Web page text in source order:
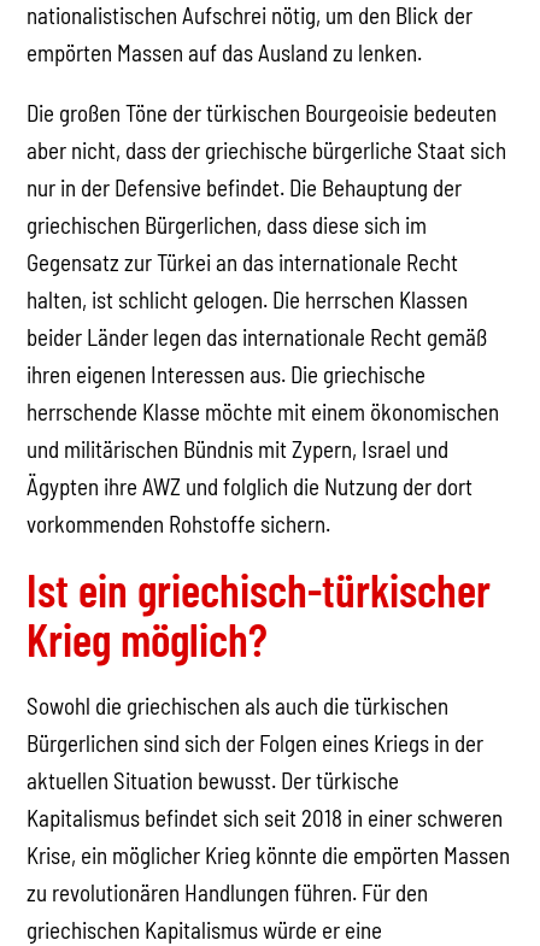
nationalistischen Aufschrei nötig, um den Blick der
empörten Massen auf das Ausland zu lenken.
Die großen Töne der türkischen Bourgeoisie bedeuten
aber nicht, dass der griechische bürgerliche Staat sich
nur in der Defensive befindet. Die Behauptung der
griechischen Bürgerlichen, dass diese sich im
Gegensatz zur Türkei an das internationale Recht
halten, ist schlicht gelogen. Die herrschen Klassen
beider Länder legen das internationale Recht gemäß
ihren eigenen Interessen aus. Die griechische
herrschende Klasse möchte mit einem ökonomischen
und militärischen Bündnis mit Zypern, Israel und
Ägypten ihre AWZ und folglich die Nutzung der dort
vorkommenden Rohstoffe sichern.
Ist ein griechisch-türkischer
Krieg möglich?
Sowohl die griechischen als auch die türkischen
Bürgerlichen sind sich der Folgen eines Kriegs in der
aktuellen Situation bewusst. Der türkische
Kapitalismus befindet sich seit 2018 in einer schweren
Krise, ein möglicher Krieg könnte die empörten Massen
zu revolutionären Handlungen führen. Für den
griechischen Kapitalismus würde er eine